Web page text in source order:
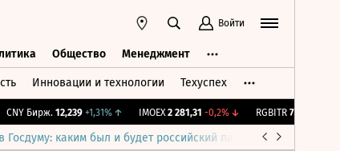
Войти
Общество Менеджмент
Инновации и технологии Техуспех
CNY Бирж. 12,239 +1,31%↑ IMOEX 2 281,31 -0,2%↓ RGBITR 775,48
Госдуму: каким был и будет российский парламент